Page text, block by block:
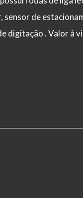
de
digitação . Valor à